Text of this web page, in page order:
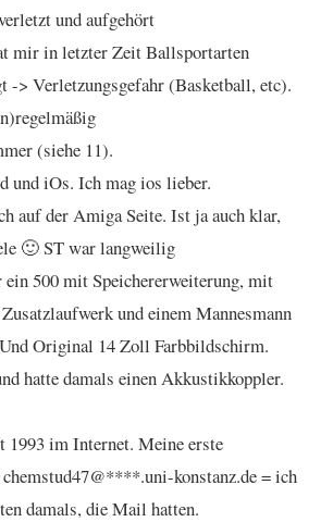
und aufgehört
mir in letzter Zeit Ballsportarten
-> Verletzungsgefahr (Basketball, etc).
(siehe 11).
und iOs. Ich mag ios lieber.
auf der Amiga Seite. Ist ja auch klar,
🙂 ST war langweilig
500 mit Speichererweiterung, mit
und einem Mannesmann
Original 14 Zoll Farbbildschirm.
hatte damals einen Akkustikkoppler.
1993 im Internet. Meine erste
konstanz.de = ich
damals, die Mail hatten.